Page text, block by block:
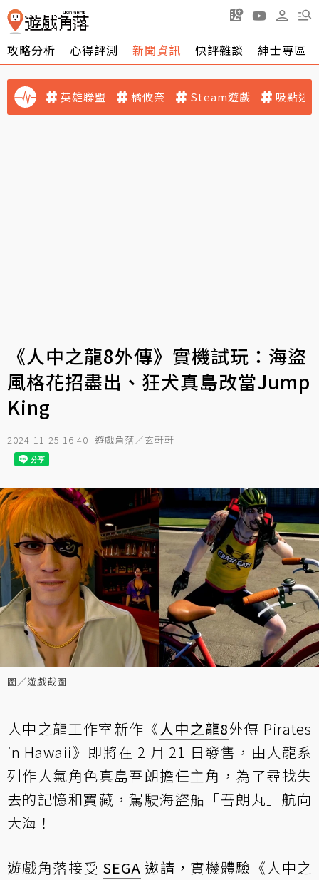
攻略分析 心得評測 新聞資訊 快評雜談 紳士專區
英雄聯盟 橘攸奈 Steam遊戲 吸點迷
《人中之龍8外傳》實機試玩：海盜
風格花招盡出、狂犬真島改當Jump
King
2024-11-25 16:40 遊戲角落／玄軒軒
圖／遊戲截圖
人中之龍工作室新作《人中之龍8外傳 Pirates
in Hawaii》即將在 2 月 21 日發售，由人龍系
列作人氣角色真島吾朗擔任主角，為了尋找失
去的記憶和寶藏，駕駛海盜船「吾朗丸」航向
大海！
遊戲角落接受 SEGA 邀請，實機體驗《人中之